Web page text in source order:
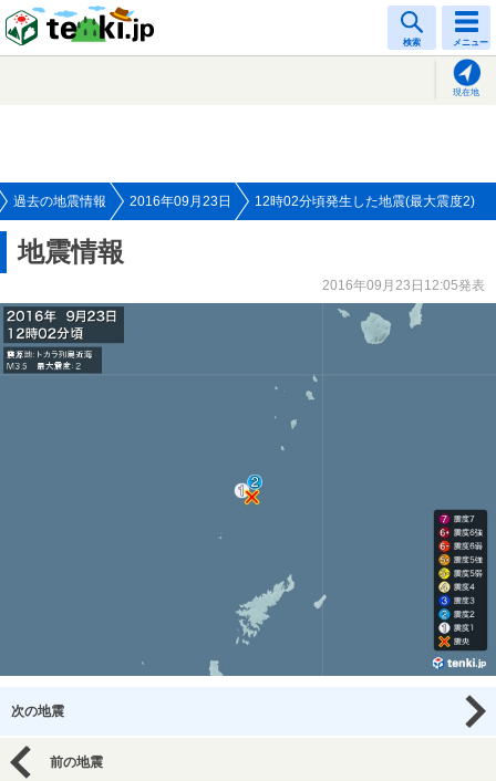
検索 メニュー
現在地
過去の地震情報 2016年09月23日 12時02分頃発生した地震(最大震度2)
地震情報
2016年09月23日12:05発表
次の地震
前の地震